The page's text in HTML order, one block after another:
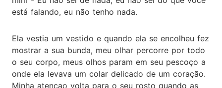
está falando, eu não tenho nada.
Ela vestia um vestido e quando ela se encolheu fez
mostrar a sua bunda, meu olhar percorre por todo
o seu corpo, meus olhos param em seu pescoço a
onde ela levava um colar delicado de um coração.
Minha atencao volta para o seu rosto quando as